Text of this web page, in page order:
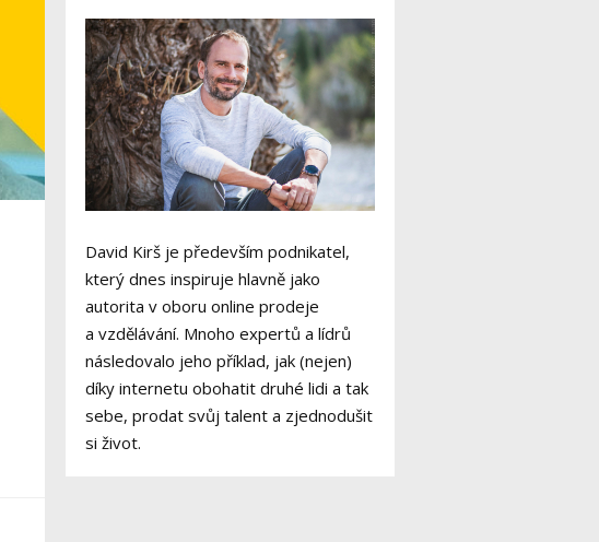
David Kirš je především podnikatel,
který dnes inspiruje hlavně jako
autorita v oboru online prodeje
a vzdělávání. Mnoho expertů a lídrů
následovalo jeho příklad, jak (nejen)
díky internetu obohatit druhé lidi a tak
sebe, prodat svůj talent a zjednodušit
si život.